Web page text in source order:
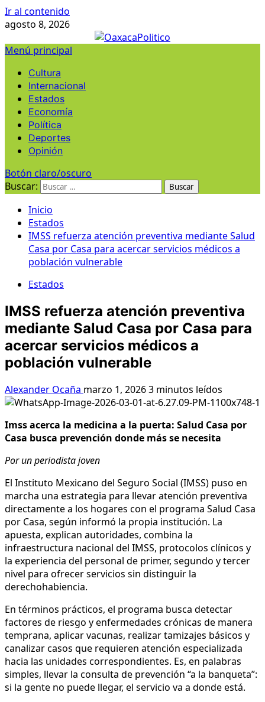
Ir al contenido
agosto 8, 2026
Menú principal
Cultura
Internacional
Estados
Economía
Política
Deportes
Opinión
Botón claro/oscuro
Buscar:
Inicio
Estados
IMSS refuerza atención preventiva mediante Salud
Casa por Casa para acercar servicios médicos a
población vulnerable
Estados
IMSS refuerza atención preventiva
mediante Salud Casa por Casa para
acercar servicios médicos a
población vulnerable
Alexander Ocaña marzo 1, 20263 minutos leídos
Imss acerca la medicina a la puerta: Salud Casa por
Casa busca prevención donde más se necesita
Por un periodista joven
El Instituto Mexicano del Seguro Social (IMSS) puso en
marcha una estrategia para llevar atención preventiva
directamente a los hogares con el programa Salud Casa
por Casa, según informó la propia institución. La
apuesta, explican autoridades, combina la
infraestructura nacional del IMSS, protocolos clínicos y
la experiencia del personal de primer, segundo y tercer
nivel para ofrecer servicios sin distinguir la
derechohabiencia.
En términos prácticos, el programa busca detectar
factores de riesgo y enfermedades crónicas de manera
temprana, aplicar vacunas, realizar tamizajes básicos y
canalizar casos que requieren atención especializada
hacia las unidades correspondientes. Es, en palabras
simples, llevar la consulta de prevención “a la banqueta”:
si la gente no puede llegar, el servicio va a donde está.